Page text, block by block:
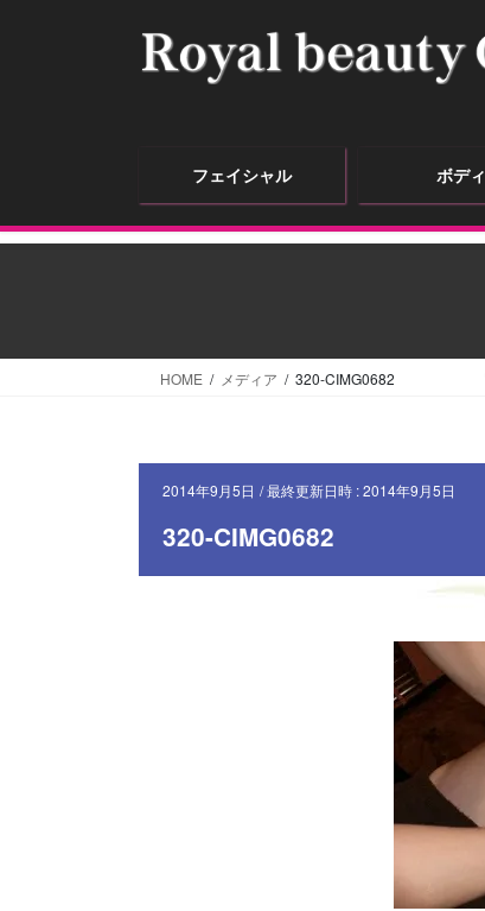
フェイシャル ボディ
HOME メディア 320-CIMG0682
2014年9月5日 / 最終更新日時 :2014年9月5日
320-CIMG0682